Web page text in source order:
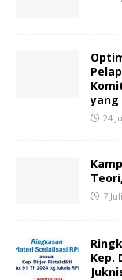
yang
24
7
Kep.